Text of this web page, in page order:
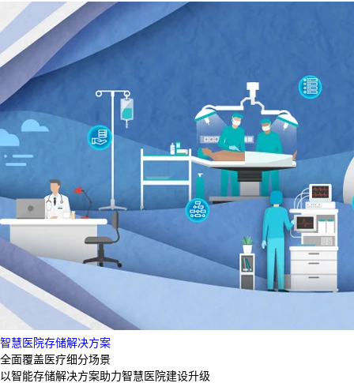
智慧医院存储解决方案
全面覆盖医疗细分场景
以智能存储解决方案助力智慧医院建设升级